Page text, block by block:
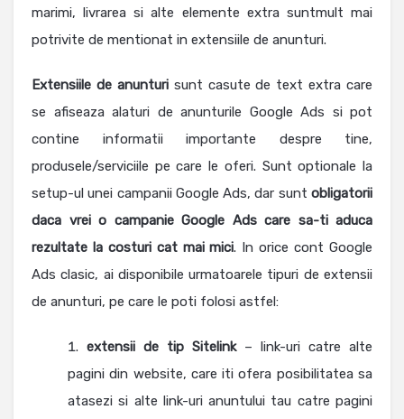
marimi, livrarea si alte elemente extra suntmult mai
potrivite de mentionat in extensiile de anunturi.
Extensiile de anunturisunt casute de text extra care
se afiseaza alaturi de anunturile Google Ads si pot
contine informatii importante despre tine,
produsele/serviciile pe care le oferi. Sunt optionale la
setup-ul unei campanii Google Ads, dar sunt obligatorii
daca vrei o campanie Google Ads care sa-ti aduca
rezultate la costuri cat mai mici. In orice cont Google
Ads clasic, ai disponibile urmatoarele tipuri de extensii
de anunturi, pe care le poti folosi astfel:
extensii de tip Sitelink– link-uri catre alte
pagini din website, care iti ofera posibilitatea sa
atasezi si alte link-uri anuntului tau catre pagini